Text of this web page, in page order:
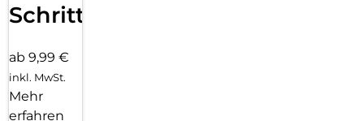
Schritten
ab 9,99 €
inkl. MwSt.
Mehr
erfahren